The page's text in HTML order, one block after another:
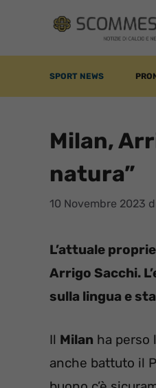
contenuto
SPORT NEWS
Milan,
natura”
10 Novembre 2023
L’attuale
Arrigo Sacchi.
sulla lingua e
Il Milan ha perso
anche battuto il